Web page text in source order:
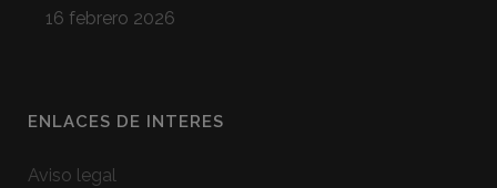
16 febrero 2026
ENLACES DE INTERES
Aviso legal